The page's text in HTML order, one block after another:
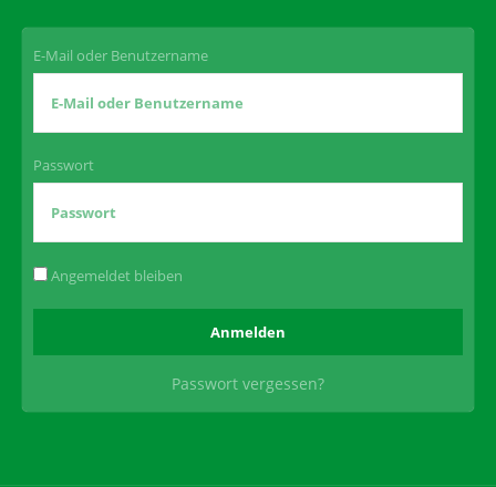
E-Mail oder Benutzername
Passwort
Angemeldet bleiben
Passwort vergessen?